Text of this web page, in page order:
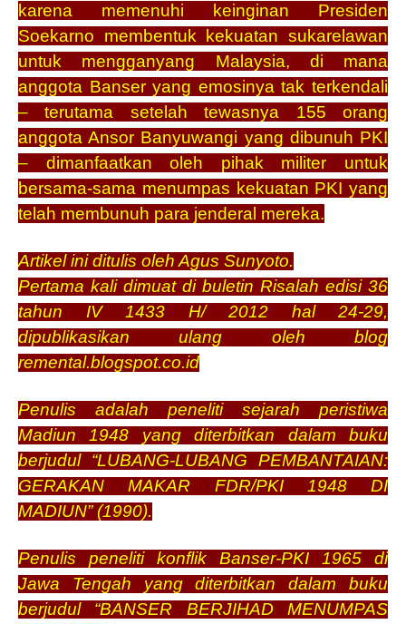
karena memenuhi keinginan Presiden
Soekarno membentuk kekuatan sukarelawan
untuk mengganyang Malaysia, di mana
anggota Banser yang emosinya tak terkendali
– terutama setelah tewasnya 155 orang
anggota Ansor Banyuwangi yang dibunuh PKI
– dimanfaatkan oleh pihak militer untuk
bersama-sama menumpas kekuatan PKI yang
telah membunuh para jenderal mereka.
Artikel ini ditulis oleh Agus Sunyoto.
Pertama kali dimuat di buletin Risalah edisi 36
tahun IV 1433 H/ 2012 hal 24-29,
dipublikasikan ulang oleh blog
remental.blogspot.co.id
Penulis adalah peneliti sejarah peristiwa
Madiun 1948 yang diterbitkan dalam buku
berjudul “LUBANG-LUBANG PEMBANTAIAN:
GERAKAN MAKAR FDR/PKI 1948 DI
MADIUN” (1990).
Penulis peneliti konflik Banser-PKI 1965 di
Jawa Tengah yang diterbitkan dalam buku
berjudul “BANSER BERJIHAD MENUMPAS